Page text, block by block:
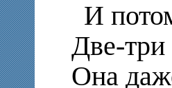
И
Две-
Она